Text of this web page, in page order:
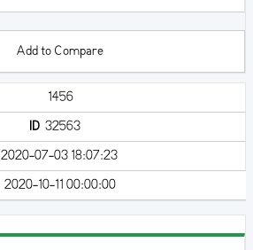
Add to Compare
1456
ID32563
2020-07-03 18:07:23
2020-10-11 00:00:00